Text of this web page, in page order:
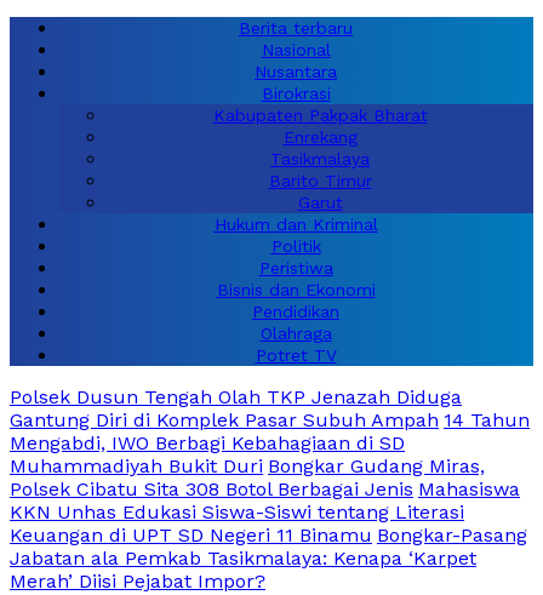
Berita terbaru
Nasional
Nusantara
Birokrasi
Kabupaten Pakpak Bharat
Enrekang
Tasikmalaya
Barito Timur
Garut
Hukum dan Kriminal
Politik
Peristiwa
Bisnis dan Ekonomi
Pendidikan
Olahraga
Potret TV
Polsek Dusun Tengah Olah TKP Jenazah Diduga
Gantung Diri di Komplek Pasar Subuh Ampah 14 Tahun
Mengabdi, IWO Berbagi Kebahagiaan di SD
Muhammadiyah Bukit Duri Bongkar Gudang Miras,
Polsek Cibatu Sita 308 Botol Berbagai Jenis Mahasiswa
KKN Unhas Edukasi Siswa-Siswi tentang Literasi
Keuangan di UPT SD Negeri 11 Binamu Bongkar-Pasang
Jabatan ala Pemkab Tasikmalaya: Kenapa ‘Karpet
Merah’ Diisi Pejabat Impor?